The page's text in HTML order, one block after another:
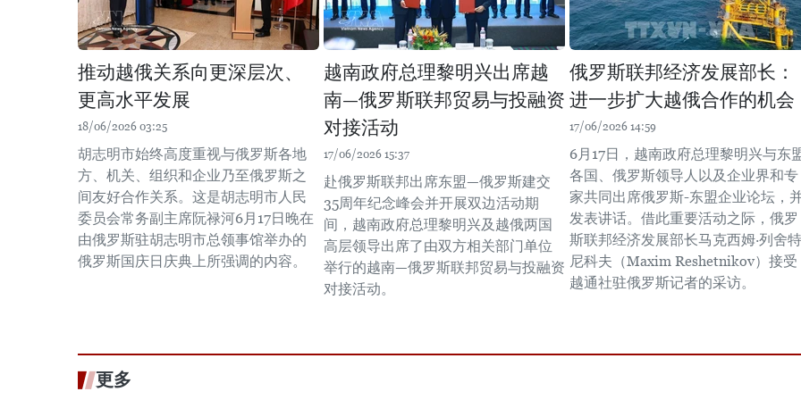
推动越俄关系向更深层次、
更高水平发展
18/06/2026 03:25
胡志明市始终高度重视与俄罗斯各地
方、机关、组织和企业乃至俄罗斯之
间友好合作关系。这是胡志明市人民
委员会常务副主席阮禄河6月17日晚在
由俄罗斯驻胡志明市总领事馆举办的
俄罗斯国庆日庆典上所强调的内容。
越南政府总理黎明兴出席越
南—俄罗斯联邦贸易与投融资
对接活动
17/06/2026 15:37
赴俄罗斯联邦出席东盟—俄罗斯建交
35周年纪念峰会并开展双边活动期
间，越南政府总理黎明兴及越俄两国
高层领导出席了由双方相关部门单位
举行的越南—俄罗斯联邦贸易与投融资
对接活动。
俄罗斯联邦经济发展部长：
进一步扩大越俄合作的机会
17/06/2026 14:59
6月17日，越南政府总理黎明兴与东
各国、俄罗斯领导人以及企业界和专
家共同出席俄罗斯-东盟企业论坛，
发表讲话。借此重要活动之际，俄罗
斯联邦经济发展部长马克西姆·列舍特
尼科夫（Maxim Reshetnikov）接受
越通社驻俄罗斯记者的采访。
更多